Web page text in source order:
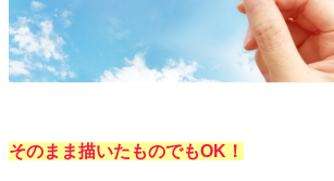
そのまま描いたものでもOK！